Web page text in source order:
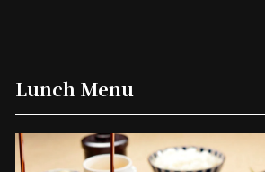
Lunch Menu